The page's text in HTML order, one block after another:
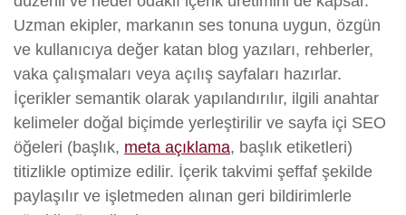
Uzman ekipler, markanın ses tonuna uygun, özgün
ve kullanıcıya değer katan blog yazıları, rehberler,
vaka çalışmaları veya açılış sayfaları hazırlar.
İçerikler semantik olarak yapılandırılır, ilgili anahtar
kelimeler doğal biçimde yerleştirilir ve sayfa içi SEO
öğeleri (başlık, meta açıklama, başlık etiketleri)
titizlikle optimize edilir. İçerik takvimi şeffaf şekilde
paylaşılır ve işletmeden alınan geri bildirimlerle